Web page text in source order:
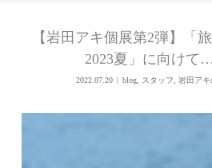
【岩田アキ個展第2弾】「
2023夏」に向けて
2022.07.20 blog, スタッフ, 岩田アキ